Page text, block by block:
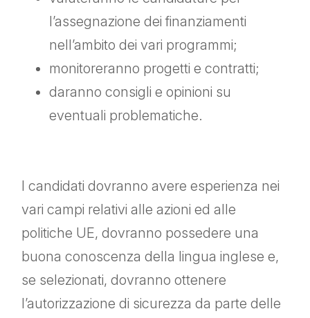
l’assegnazione dei finanziamenti
nell’ambito dei vari programmi;
monitoreranno progetti e contratti;
daranno consigli e opinioni su
eventuali problematiche.
I candidati dovranno avere esperienza nei
vari campi relativi alle azioni ed alle
politiche UE, dovranno possedere una
buona conoscenza della lingua inglese e,
se selezionati, dovranno ottenere
l’autorizzazione di sicurezza da parte delle